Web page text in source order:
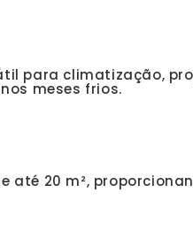
para climatização,
meses frios.
20 m²,